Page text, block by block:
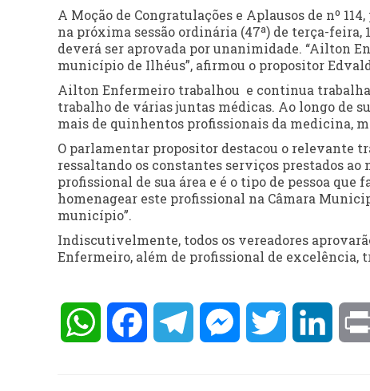
A Moção de Congratulações e Aplausos de nº
na próxima sessão ordinária (47ª) de terça-feira,
deverá ser aprovada por unanimidade. “Ailton
município de Ilhéus”, afirmou o propositor
Ailton Enfermeiro trabalhou e continua
trabalho de várias juntas médicas. Ao longo de
mais de quinhentos profissionais da medicina,
O parlamentar propositor destacou o relevante
ressaltando os constantes serviços prestados
profissional de sua área e é o tipo de pessoa que
homenagear este profissional na Câmara
município”.
Indiscutivelmente, todos os vereadores
Enfermeiro, além de profissional de excelência,
WhatsAppFacebookTelegramMessengerTwitter